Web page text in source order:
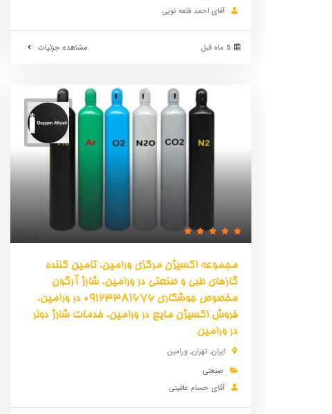
آقای احمد قلعه نویی
مشاهده جزئیات 5 ماه قبل
مجموعه اکسیژن مرکزی ورامین، تامین کننده
گازهای طبی و صنعتی در ورامین، شارژ آرگون
مخصوص جوشکاری 09123381676 در ورامین،
فروش اکسیژن مایع در ورامین، خدمات شارژ دوئر
در ورامین
ایران, تهران, ورامین
صنعتی
آقای حسام عافیتی